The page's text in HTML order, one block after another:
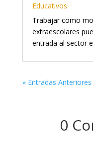
Educativos
Trabajar como
extraescolares
entrada al sector
« Entradas Anteriores
0